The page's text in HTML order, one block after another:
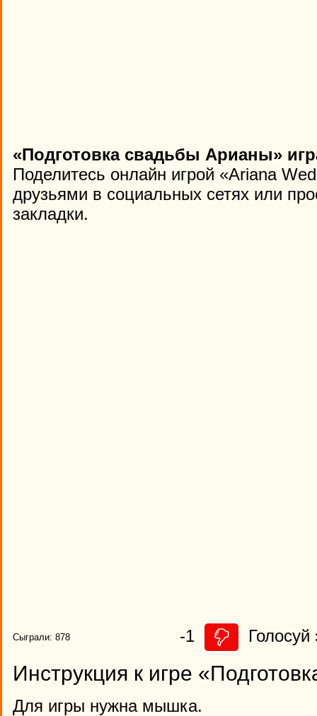
«Подготовка свадьбы Арианы»
Поделитесь онлайн игрой «Ariana
друзьями в социальных сетях или
закладки.
Сыграли: 878 -1 Голосуй
Инструкция к игре
Для игры нужна мышка.